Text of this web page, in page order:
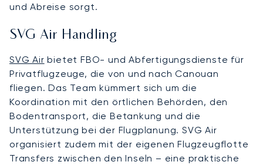
und Abreise sorgt.
SVG Air Handling
SVG Air bietet FBO- und Abfertigungsdienste für
Privatflugzeuge, die von und nach Canouan
fliegen. Das Team kümmert sich um die
Koordination mit den örtlichen Behörden, den
Bodentransport, die Betankung und die
Unterstützung bei der Flugplanung. SVG Air
organisiert zudem mit der eigenen Flugzeugflotte
Transfers zwischen den Inseln – eine praktische